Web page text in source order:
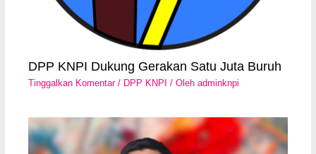
DPP KNPI Dukung Gerakan Satu Juta Buruh
Tinggalkan Komentar / DPP KNPI / Olehadminknpi